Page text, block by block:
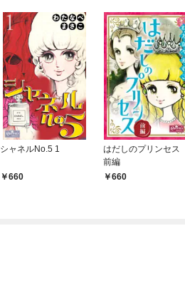
シャネルNo.5 1
660
はだしのプリンセス
前編
660